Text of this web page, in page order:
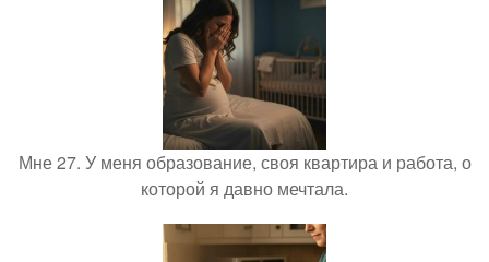
Мне 27. У меня образование, своя квартира и работа, о
которой я давно мечтала.